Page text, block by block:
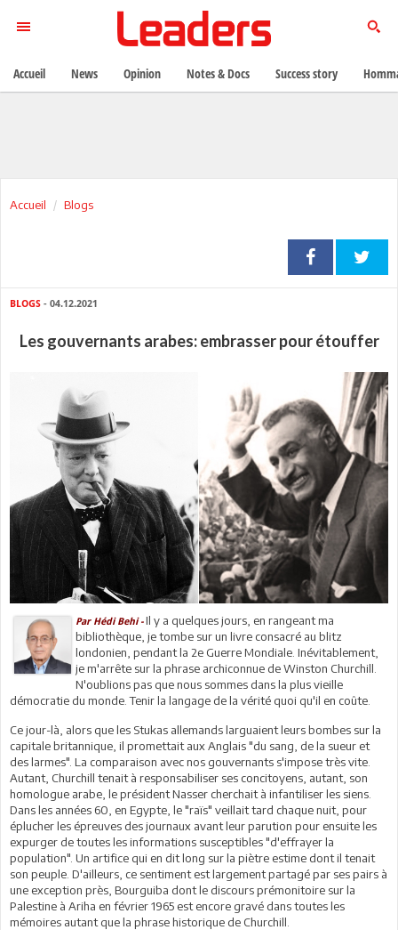
Accueil Blogs
BLOGS - 04.12.2021
Les gouvernants arabes: embrasser pour étouffer
Par Hédi Behi -Il y a quelques jours, en rangeant ma
bibliothèque, je tombe sur un livre consacré au blitz
londonien, pendant la 2e Guerre Mondiale. Inévitablement,
je m'arrête sur la phrase archiconnue de Winston Churchill.
N'oublions pas que nous sommes dans la plus vieille
démocratie du monde. Tenir la langage de la vérité quoi qu'il en coûte.
Ce jour-là, alors que les Stukas allemands larguaient leurs bombes sur la
capitale britannique, il promettait aux Anglais "du sang, de la sueur et
des larmes". La comparaison avec nos gouvernants s'impose très vite.
Autant, Churchill tenait à responsabiliser ses concitoyens, autant, son
homologue arabe, le président Nasser cherchait à infantiliser les siens.
Dans les années 60, en Egypte, le "raïs" veillait tard chaque nuit, pour
éplucher les épreuves des journaux avant leur parution pour ensuite les
expurger de toutes les informations susceptibles "d'effrayer la
population". Un artifice qui en dit long sur la piètre estime dont il tenait
son peuple. D'ailleurs, ce sentiment est largement partagé par ses pairs à
une exception près, Bourguiba dont le discours prémonitoire sur la
Palestine à Ariha en février 1965 est encore gravé dans toutes les
mémoires autant que la phrase historique de Churchill.
Accueil News Opinion Notes & Docs Success story